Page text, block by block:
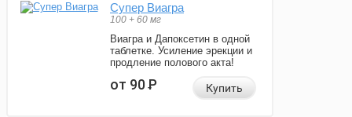
Супер Виагра
100 + 60 мг
Виагра и Дапоксетин в одной
таблетке. Усиление эрекции и
продление полового акта!
от 90Р Купить